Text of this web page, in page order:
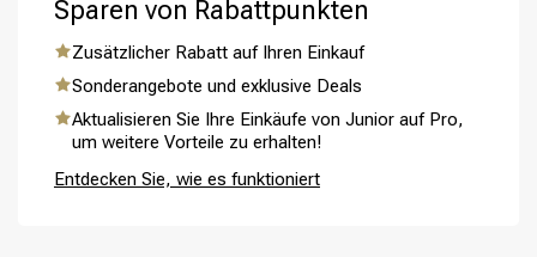
Umformung CombiDeals
Sparen von Rabattpunkten
Zusätzlicher Rabatt auf Ihren Einkauf
Sonderangebote und exklusive Deals
Aktualisieren Sie Ihre Einkäufe von Junior auf Pro,
um weitere Vorteile zu erhalten!
Entdecken Sie, wie es funktioniert